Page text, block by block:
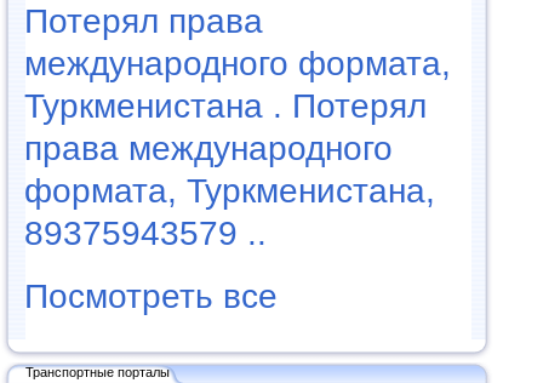
Потерял права
международного формата,
Туркменистана . Потерял
права международного
формата, Туркменистана,
89375943579 ..
Посмотреть все
Транспортные порталы